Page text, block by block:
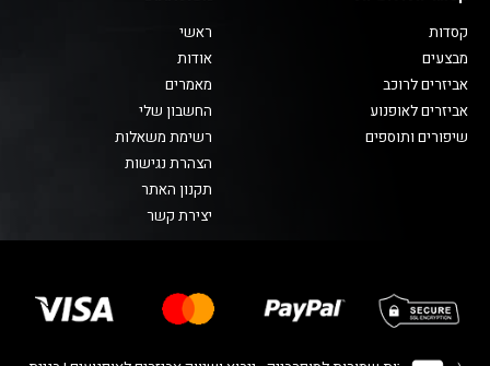
קסדות
מבצעים
אביזרים לרוכב
אביזרים לאופנוע
שיפורים ותוספים
ראשי
אודות
מאמרים
החשבון שלי
רשימת משאלות
הצהרת נגישות
תקנון האתר
יצירת קשר